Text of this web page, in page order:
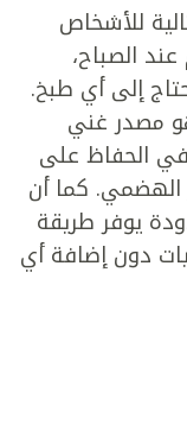
للأشخاص
الصباح،
إلى أي طبخ.
مصدر غني
في الحفاظ على
الهضمي. كما أن
يوفر طريقة
دون إضافة أي